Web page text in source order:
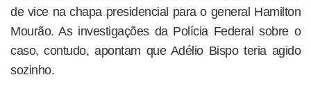
de vice na chapa presidencial para o general Hamilton
Mourão. As investigações da Polícia Federal sobre o
caso, contudo, apontam que Adélio Bispo teria agido
sozinho.